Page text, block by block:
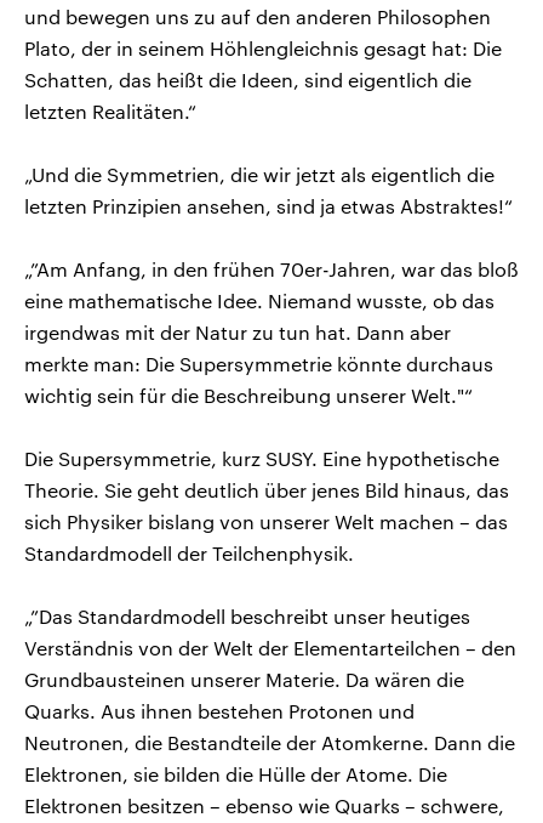
und bewegen uns zu auf den anderen Philosophen
Plato, der in seinem Höhlengleichnis gesagt hat: Die
Schatten, das heißt die Ideen, sind eigentlich die
letzten Realitäten.“
„Und die Symmetrien, die wir jetzt als eigentlich die
letzten Prinzipien ansehen, sind ja etwas Abstraktes!“
„”Am Anfang, in den frühen 70er-Jahren, war das bloß
eine mathematische Idee. Niemand wusste, ob das
irgendwas mit der Natur zu tun hat. Dann aber
merkte man: Die Supersymmetrie könnte durchaus
wichtig sein für die Beschreibung unserer Welt."“
Die Supersymmetrie, kurz SUSY. Eine hypothetische
Theorie. Sie geht deutlich über jenes Bild hinaus, das
sich Physiker bislang von unserer Welt machen – das
Standardmodell der Teilchenphysik.
„”Das Standardmodell beschreibt unser heutiges
Verständnis von der Welt der Elementarteilchen – den
Grundbausteinen unserer Materie. Da wären die
Quarks. Aus ihnen bestehen Protonen und
Neutronen, die Bestandteile der Atomkerne. Dann die
Elektronen, sie bilden die Hülle der Atome. Die
Elektronen besitzen – ebenso wie Quarks – schwere,